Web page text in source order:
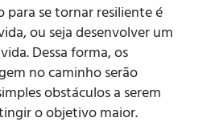
se tornar resiliente é
ou seja desenvolver um
Dessa forma, os
no caminho serão
obstáculos a serem
o objetivo maior.